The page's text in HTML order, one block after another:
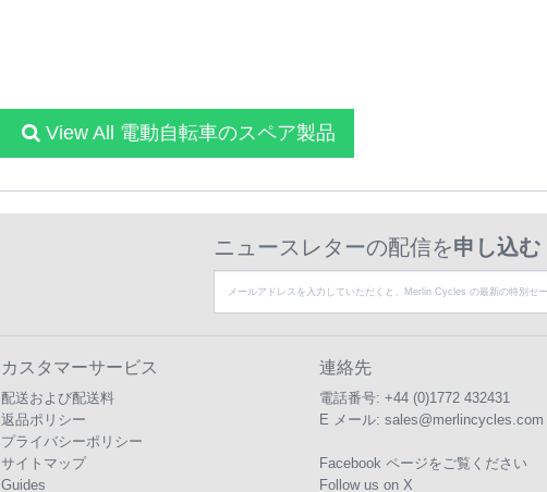
View All 電動自転車のスペア製品
ニュースレターの配信を申し込む
カスタマーサービス
配送および配送料
返品ポリシー
プライバシーポリシー
サイトマップ
Guides
連絡先
電話番号: +44 (0)1772 432431
E メール: sales@merlincycles.com
Facebook ページをご覧ください
Follow us on X